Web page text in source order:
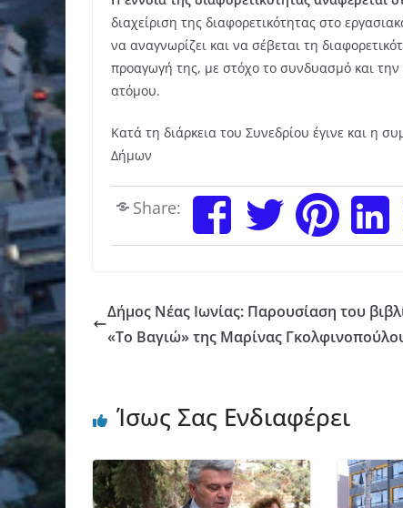
διαχείριση της διαφορετικότητας στο
να αναγνωρίζει και να σέβεται τη
προαγωγή της, με στόχο το συνδυασμό και την
ατόμου.
Κατά τη διάρκεια του Συνεδρίου έγινε και η
Δήμων
Share:
Δήμος Νέας Ιωνίας: Παρουσίαση του
«Το Βαγιώ» της Μαρίνας
Ίσως Σας Ενδιαφέρει